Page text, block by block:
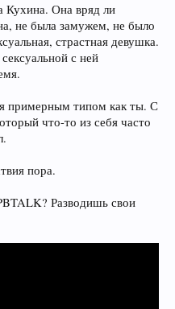
Кухина. Она вряд ли
не была замужем, не было
страстная девушка.
с ней
примерным типом как ты. С
что-то из себя часто
пора.
Разводишь свои